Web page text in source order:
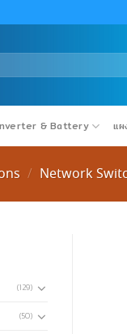
& Battery แผ
/ Network
(129)
(50)